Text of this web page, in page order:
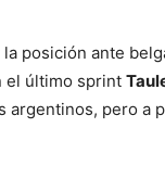
posición ante
el último sprint
argentinos, pero a